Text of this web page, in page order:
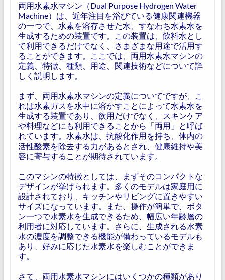
両用水素水マシン（Dual Purpose Hydrogen Water
Machine）は、近年注目を浴びている健康関連機器
の一つで、水素を溶存させた水、すなわち水素水を
生成するための装置です。この装置は、飲料水とし
て利用できるだけでなく、さまざまな用途で活用す
ることができます。ここでは、両用水素水マシンの
定義、特徴、種類、用途、関連技術などについて詳
しく説明します。
まず、両用水素水マシンの定義についてですが、こ
れは水素ガスを水中に溶かすことによって水素水を
生成する装置であり、飲用だけでなく、スキンケア
や料理などにも利用できることから「両用」と呼ば
れています。水素水は、抗酸化作用を持ち、体内の
活性酸素を除去する力があるとされ、健康維持や美
容に寄与することが期待されています。
このマシンの特徴としては、まずそのコンパクトな
デザインが挙げられます。多くのモデルは家庭用に
設計されており、キッチンやリビングに置きやすい
サイズになっています。また、操作が簡単で、ボタ
ン一つで水素水を生成できるため、幅広い年齢層の
利用者に対応しています。さらに、生成される水素
水の濃度を調整できる機能が備わっているモデルも
あり、好みに応じた水素水を楽しむことができま
す。
さて、両用水素水マシンにはいくつかの種類があり